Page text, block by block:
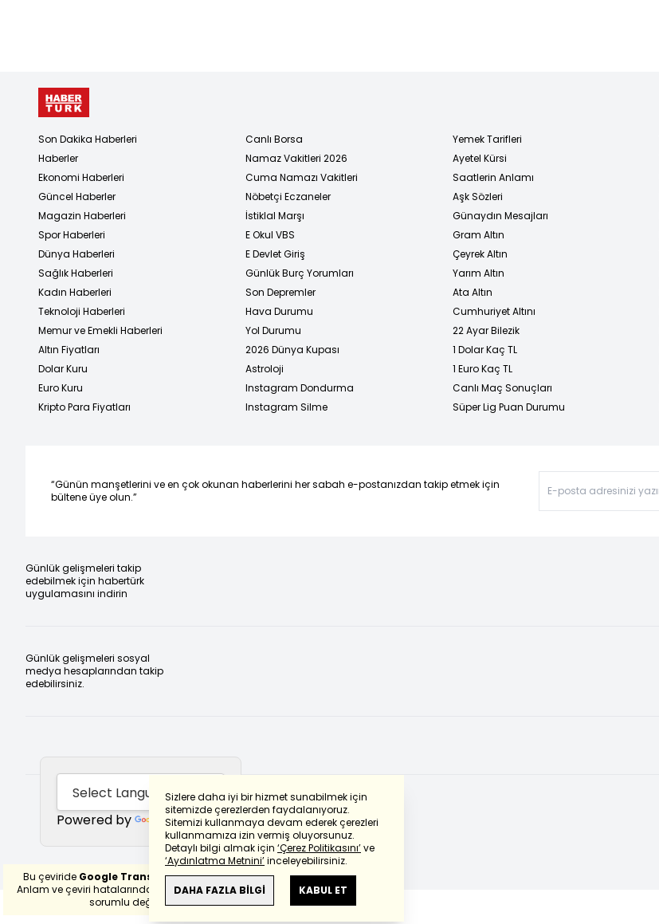
Sizlere daha iyi bir hizmet sunabilmek için
sitemizde çerezlerden faydalanıyoruz.
Sitemizi kullanmaya devam ederek çerezleri
kullanmamıza izin vermiş oluyorsunuz.
Detaylı bilgi almak için ‘Çerez Politikasını’ve
‘Aydınlatma Metnini’inceleyebilirsiniz.
DAHA FAZLA BİLGİ KABUL ET
Son Dakika Haberleri
Haberler
Ekonomi Haberleri
Güncel Haberler
Magazin Haberleri
Spor Haberleri
Dünya Haberleri
Sağlık Haberleri
Kadın Haberleri
Teknoloji Haberleri
Memur ve Emekli Haberleri
Altın Fiyatları
Dolar Kuru
Euro Kuru
Kripto Para Fiyatları
Canlı Borsa
Namaz Vakitleri 2026
Cuma Namazı Vakitleri
Nöbetçi Eczaneler
İstiklal Marşı
E Okul VBS
E Devlet Giriş
Günlük Burç Yorumları
Son Depremler
Hava Durumu
Yol Durumu
2026 Dünya Kupası
Astroloji
Instagram Dondurma
Instagram Silme
Yemek Tarifleri
Ayetel Kürsi
Saatlerin Anlamı
Aşk Sözleri
Günaydın Mesajları
Gram Altın
Çeyrek Altın
Yarım Altın
Ata Altın
Cumhuriyet Altını
22 Ayar Bilezik
1 Dolar Kaç TL
1 Euro Kaç TL
Canlı Maç Sonuçları
Süper Lig Puan Durumu
“Günün manşetlerini ve en çok okunan haberlerini her sabah e-postanızdan takip etmek için
bültene üye olun.”
Günlük gelişmeleri takip
edebilmek için habertürk
uygulamasını indirin
Günlük gelişmeleri sosyal
medya hesaplarından takip
edebilirsiniz.
Powered by Translate
Bu çeviride Google Transletekullanılmıştır.
Anlam ve çeviri hatalarından
haberturk.com
sorumlu değildir.